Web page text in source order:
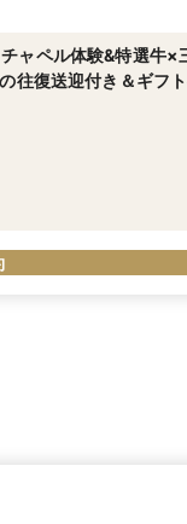
ャペル体験&特選牛
往復送迎付き＆ギフ